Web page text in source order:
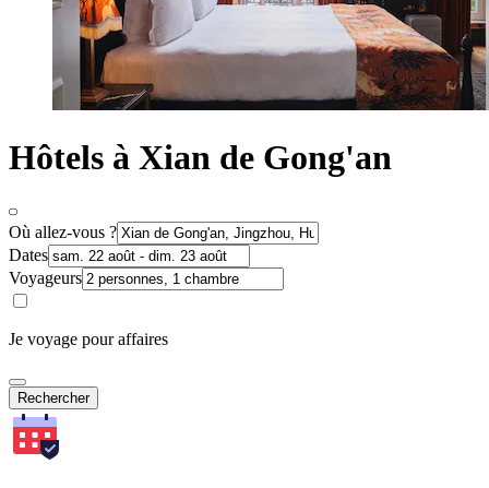
Hôtels à Xian de Gong'an
Où allez-vous ?
Dates
Voyageurs
Je voyage pour affaires
Rechercher